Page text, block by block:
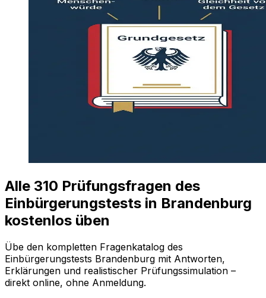
Alle 310 Prüfungsfragen des
Einbürgerungstests in Brandenburg
kostenlos üben
Übe den kompletten Fragenkatalog des
Einbürgerungstests Brandenburg mit Antworten,
Erklärungen und realistischer Prüfungssimulation –
direkt online, ohne Anmeldung.